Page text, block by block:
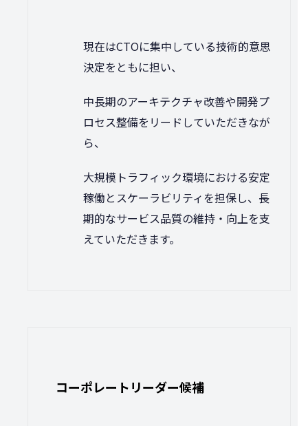
現在はCTOに集中している技術的意思
決定をともに担い、
中長期のアーキテクチャ改善や開発プ
ロセス整備をリードしていただきなが
ら、
大規模トラフィック環境における安定
稼働とスケーラビリティを担保し、長
期的なサービス品質の維持・向上を支
えていただきます。
コーポレートリーダー候補